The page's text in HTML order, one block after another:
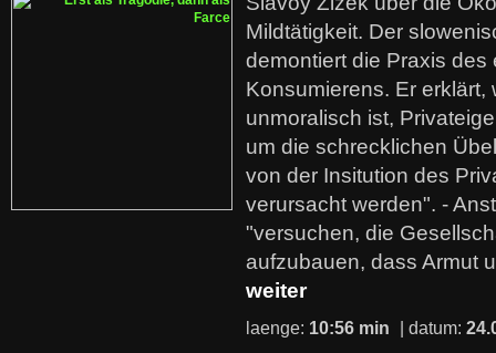
Mildtätigkeit. Der
demontiert die Praxis des
Konsumierens. Er erklärt,
unmoralisch ist,
um die schrecklichen
von der Insitution des
verursacht werden". -
"versuchen, die
aufzubauen, dass Armut
weiter
laenge: 10:56 min | datum: